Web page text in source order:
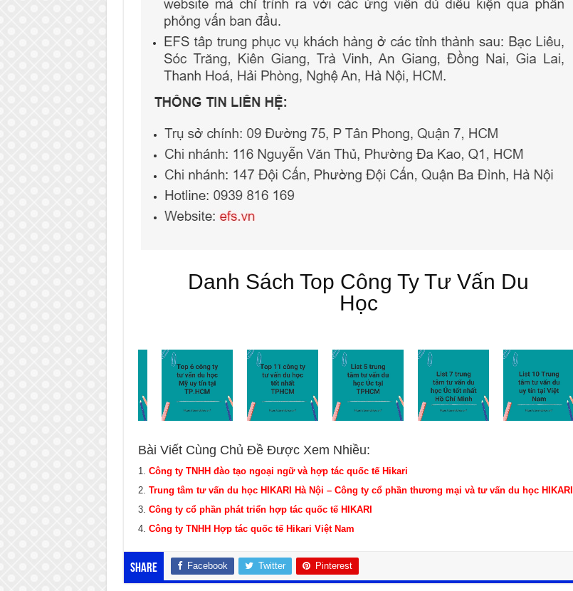
Danh Sách Top Công Ty Tư Vấn Du
Học
Bài Viết Cùng Chủ Đề Được Xem Nhiều:
Công ty TNHH đào tạo ngoại ngữ và hợp tác quốc tế Hikari
Trung tâm tư vấn du học HIKARI Hà Nội – Công ty cổ phần thương mại và tư vấn du học HIKARI
Công ty cổ phần phát triển hợp tác quốc tế HIKARI
Công ty TNHH Hợp tác quốc tế Hikari Việt Nam
Share Facebook Twitter Pinterest